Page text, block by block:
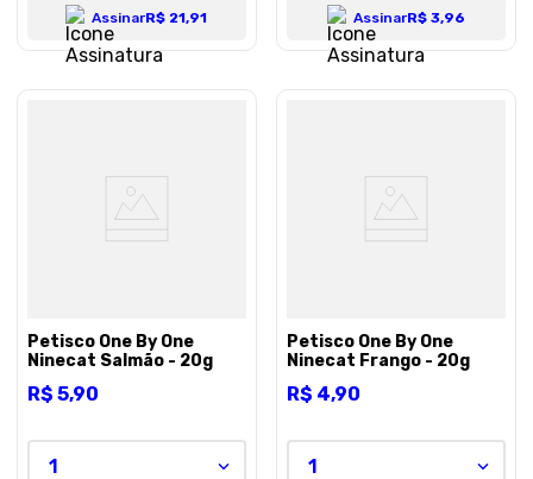
AssinarR$ 21,91 AssinarR$ 3,96
Petisco One By One
Ninecat Salmão - 20g
R$ 5,90
1
Petisco One By One
Ninecat Frango - 20g
R$ 4,90
1